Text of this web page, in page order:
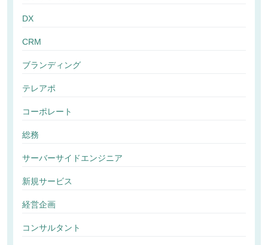
DX
CRM
ブランディング
テレアポ
コーポレート
総務
サーバーサイドエンジニア
新規サービス
経営企画
コンサルタント